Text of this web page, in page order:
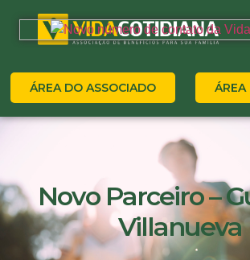
ÁREA DO ASSOCIADO ÁREA
Novo Parceiro –
Villanueva